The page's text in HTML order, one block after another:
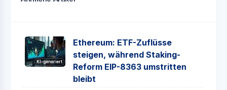
KI-generiert
Ethereum: ETF-Zuflüsse
steigen, während Staking-
Reform EIP-8363 umstritten
bleibt